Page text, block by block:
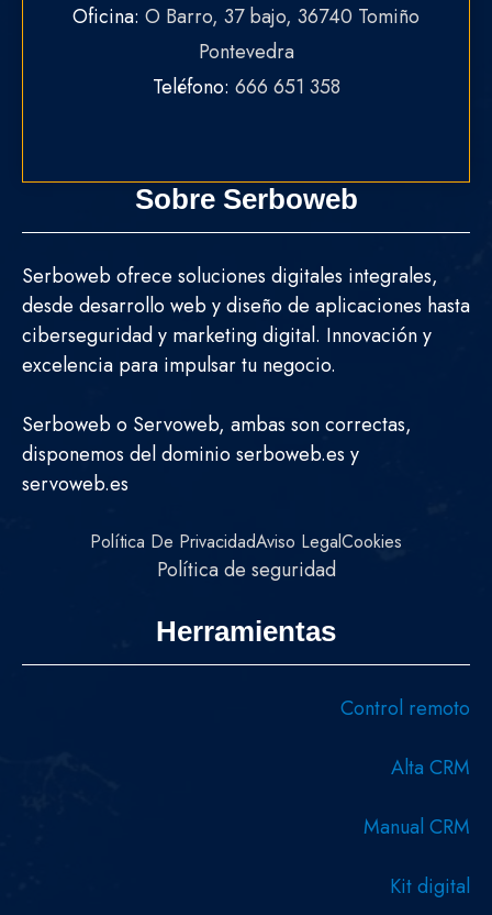
Sobre Serboweb
Serboweb ofrece soluciones digitales integrales,
desde desarrollo web y diseño de aplicaciones hasta
ciberseguridad y marketing digital. Innovación y
excelencia para impulsar tu negocio.
Serboweb o Servoweb, ambas son correctas,
disponemos del dominio serboweb.es y
servoweb.es
Política De PrivacidadAviso LegalCookies
Política de seguridad
Oficina: O Barro, 37 bajo, 36740 Tomiño
Pontevedra
Teléfono: 666 651 358
Herramientas
Control remoto
Alta CRM
Manual CRM
Kit digital